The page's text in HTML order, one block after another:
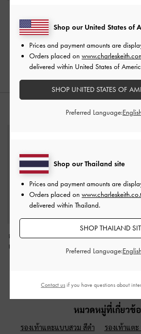
คาดไขว้แบบคล้องนิ้ว
สีดำ
฿2,190.00
ไซน์คัตเอาท์รุ่น
฿1,790.00
สไตล์ลุคด้วย
กระเป๋าสตางค์ดีเทลที่ปิด
แบบบิดรุ่น Tricha
สีดำ
แบบคู่รุ่น Arya -
หมวดหมู่ที่เกี่ยวข้
รองเท้าแตะแบบสวม สีดำ รองเท้าแตะ
Shop our Thailand site
Prices and payment amounts are
Orders placed on
delivered within Thailand.
SHOP THAILAND
Preferred Language:
Shop our United States of
Prices and payment amounts are
Orders placed on
delivered within United States of
SHOP UNITED STATES OF
Preferred Language:
Contact us if you have questions about